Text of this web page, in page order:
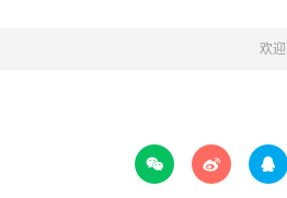
欢迎
  